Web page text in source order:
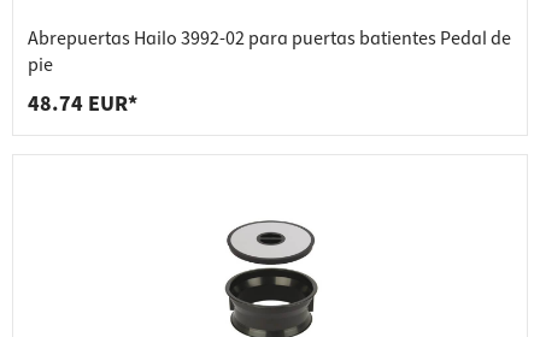
Abrepuertas Hailo 3992-02 para puertas batientes Pedal de
pie
48.74 EUR*